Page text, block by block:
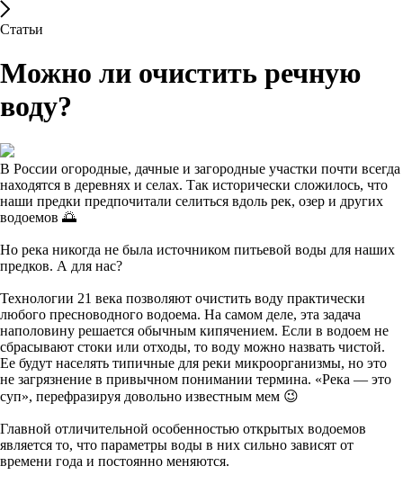
Статьи
Можно ли очистить речную
воду?
В России огородные, дачные и загородные участки почти всегда
находятся в деревнях и селах. Так исторически сложилось, что
наши предки предпочитали селиться вдоль рек, озер и других
водоемов 🌅
Но река никогда не была источником питьевой воды для наших
предков. А для нас?
Технологии 21 века позволяют очистить воду практически
любого пресноводного водоема. На самом деле, эта задача
наполовину решается обычным кипячением. Если в водоем не
сбрасывают стоки или отходы, то воду можно назвать чистой.
Ее будут населять типичные для реки микроорганизмы, но это
не загрязнение в привычном понимании термина. «Река — это
суп», перефразируя довольно известным мем 😉
Главной отличительной особенностью открытых водоемов
является то, что параметры воды в них сильно зависят от
времени года и постоянно меняются.